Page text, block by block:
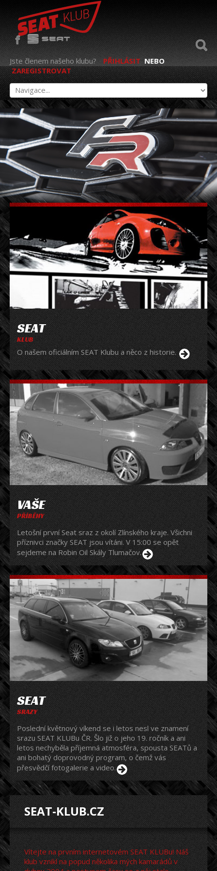
Jste členem našeho klubu? PŘIHLÁSIT NEBO
ZAREGISTROVAT
SEAT
KLUB
O našem oficiálním SEAT Klubu a něco z historie.
VAŠE
PŘÍBĚHY
Letošní první Seat sraz z okolí Zlínského kraje. Všichni
příznivci značky SEAT jsou vítáni. V 15:00 se opět
sejdeme na Robin Oil Skály Tlumačov.
SEAT
SRAZY
Poslední květnový víkend se i letos nesl ve znamení
srazu SEAT KLUBu ČR. Šlo již o jeho 19. ročník a ani
letos nechyběla příjemná atmosféra, spousta SEATů a
ani bohatý doprovodný program, o čemž vás
přesvědčí fotogalerie a video.
SEAT-KLUB.CZ
Vítejte na prvním internetovém SEAT KLUBu! Náš
klub vznikl na popud několika mých kamarádů v